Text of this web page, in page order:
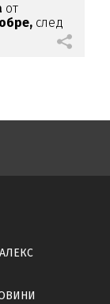
от
след